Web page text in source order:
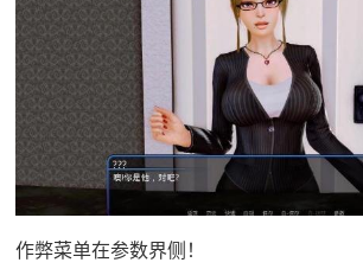
作弊菜单在参数界侧！